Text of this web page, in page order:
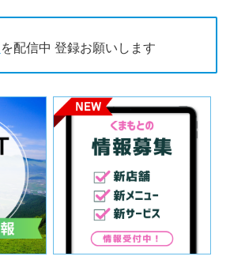
を配信中 登録お願いします